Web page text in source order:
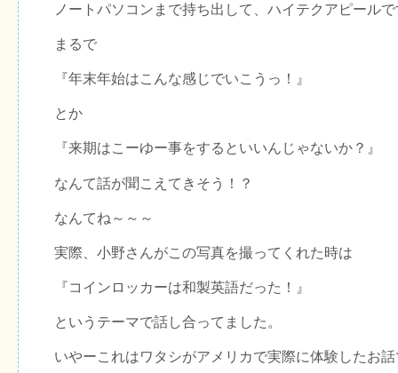
ノートパソコンまで持ち出して、ハイテクアピール
まるで
『年末年始はこんな感じでいこうっ！』
とか
『来期はこーゆー事をするといいんじゃないか？』
なんて話が聞こえてきそう！？
なんてね～～～
実際、小野さんがこの写真を撮ってくれた時は
『コインロッカーは和製英語だった！』
というテーマで話し合ってました。
いやーこれはワタシがアメリカで実際に体験したお